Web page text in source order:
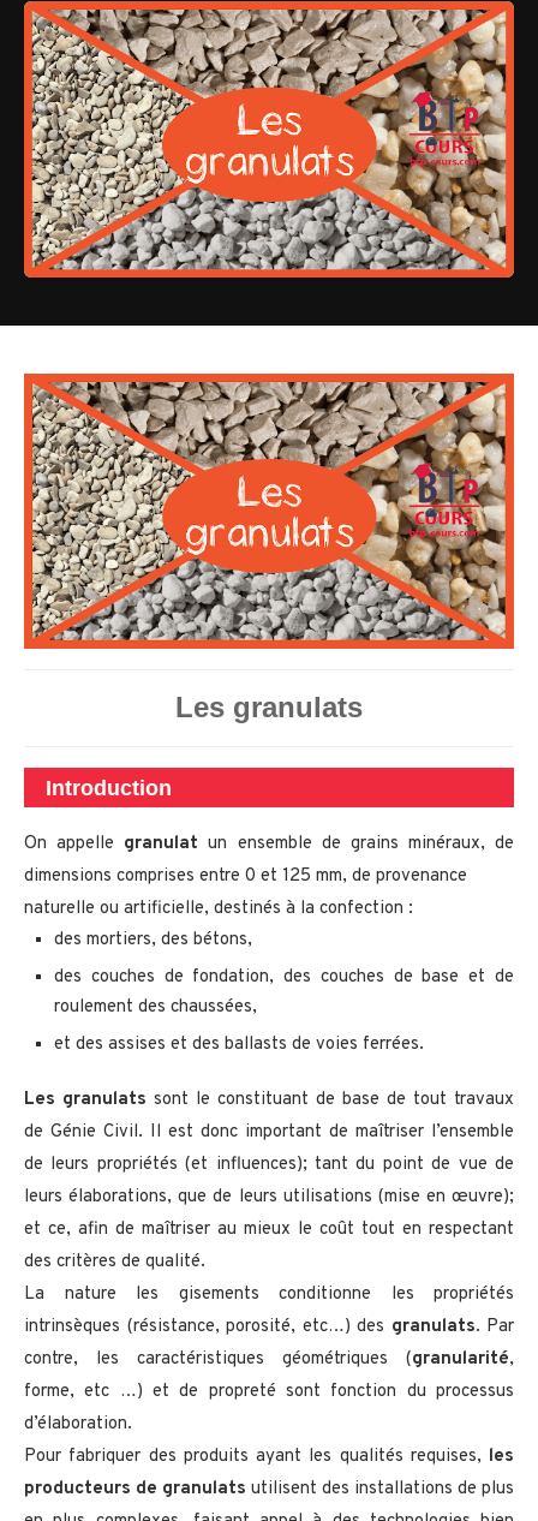
Les granulats
Introduction
On appelle granulat un ensemble de grains minéraux, de
dimensions comprises entre 0 et 125 mm, de provenance
naturelle ou artificielle, destinés à la confection :
des mortiers, des bétons,
des couches de fondation, des couches de base et de
roulement des chaussées,
et des assises et des ballasts de voies ferrées.
Les granulats sont le constituant de base de tout travaux
de Génie Civil. Il est donc important de maîtriser l’ensemble
de leurs propriétés (et influences); tant du point de vue de
leurs élaborations, que de leurs utilisations (mise en œuvre);
et ce, afin de maîtriser au mieux le coût tout en respectant
des critères de qualité.
La nature les gisements conditionne les propriétés
intrinsèques (résistance, porosité, etc…) des granulats. Par
contre, les caractéristiques géométriques (granularité,
forme, etc …) et de propreté sont fonction du processus
d’élaboration.
Pour fabriquer des produits ayant les qualités requises, les
producteurs de granulats utilisent des installations de plus